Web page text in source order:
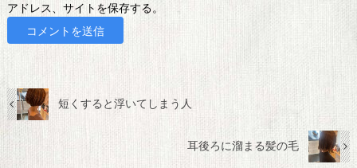
アドレス、サイトを保存する。
短くすると浮いてしまう人
耳後ろに溜まる髪の毛